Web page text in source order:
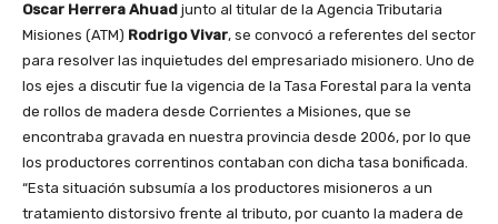
Oscar Herrera Ahuad junto al titular de la Agencia Tributaria
Misiones (ATM) Rodrigo Vivar, se convocó a referentes del sector
para resolver las inquietudes del empresariado misionero. Uno de
los ejes a discutir fue la vigencia de la Tasa Forestal para la venta
de rollos de madera desde Corrientes a Misiones, que se
encontraba gravada en nuestra provincia desde 2006, por lo que
los productores correntinos contaban con dicha tasa bonificada.
“Esta situación subsumía a los productores misioneros a un
tratamiento distorsivo frente al tributo, por cuanto la madera de